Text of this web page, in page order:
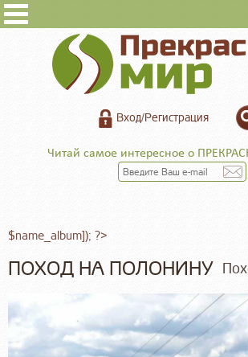
Вход/Регистрация
Читай самое интересное о
$name_album]); ?>
ПОХОД НА ПОЛОНИНУ